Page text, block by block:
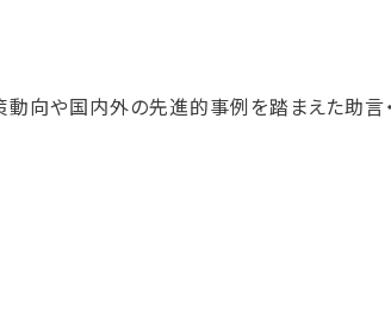
向や国内外の先進的事例を踏まえた助言